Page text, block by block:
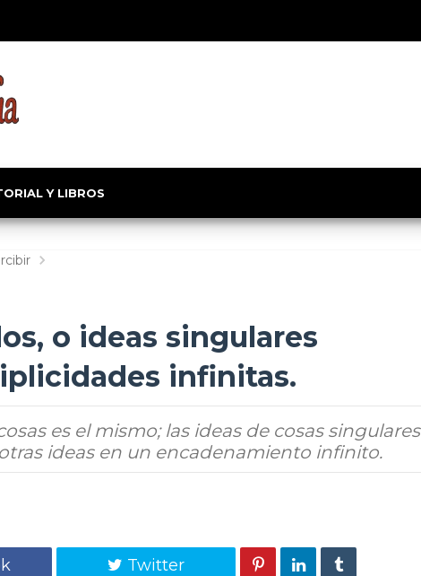
Y LIBROS
o ideas singulares
infinitas.
es el mismo; las ideas de cosas singulares
ideas en un encadenamiento infinito.
Twitter